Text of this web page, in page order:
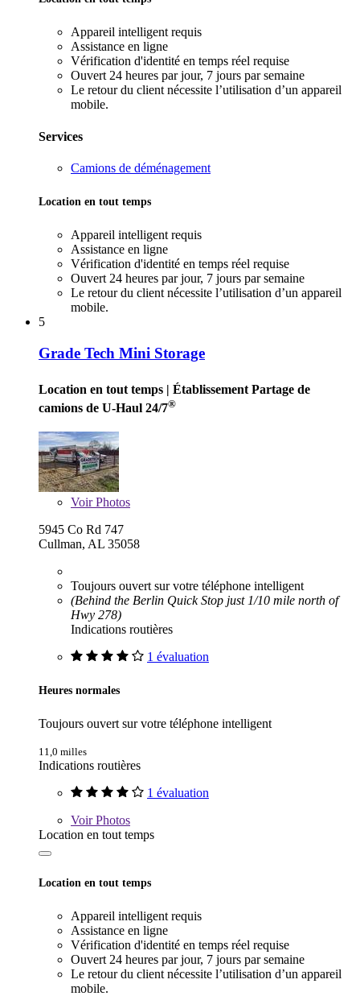
Appareil intelligent requis
Assistance en ligne
Vérification d'identité en temps réel requise
Ouvert 24 heures par jour, 7 jours par semaine
Le retour du client nécessite l’utilisation d’un appareil
mobile.
Services
Camions de déménagement
Location en tout temps
Appareil intelligent requis
Assistance en ligne
Vérification d'identité en temps réel requise
Ouvert 24 heures par jour, 7 jours par semaine
Le retour du client nécessite l’utilisation d’un appareil
mobile.
5
Grade Tech Mini Storage
Location en tout temps | Établissement Partage de
camions de U-Haul 24/7®
VoirPhotos
5945 Co Rd 747
Cullman, AL 35058
Toujours ouvert sur votre téléphone intelligent
(Behind the Berlin Quick Stop just 1/10 mile north of
Hwy 278)
Indications routières
1 évaluation
Heures normales
Toujours ouvert sur votre téléphone intelligent
11,0 milles
Indications routières
1 évaluation
VoirPhotos
Location en tout temps
Location en tout temps
Appareil intelligent requis
Assistance en ligne
Vérification d'identité en temps réel requise
Ouvert 24 heures par jour, 7 jours par semaine
Le retour du client nécessite l’utilisation d’un appareil
mobile.